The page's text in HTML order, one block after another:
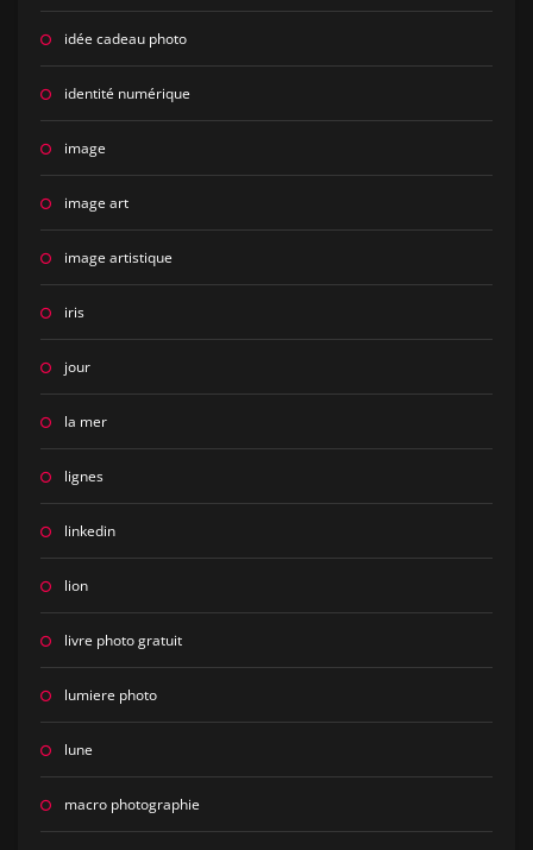
idée cadeau photo
identité numérique
image
image art
image artistique
iris
jour
la mer
lignes
linkedin
lion
livre photo gratuit
lumiere photo
lune
macro photographie